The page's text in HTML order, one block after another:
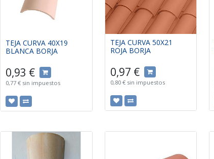
TEJA CURVA 40X19
BLANCA BORJA
0,93 €
0,77 € sin impuestos
TEJA CURVA 50X21
ROJA BORJA
0,97 €
0,80 € sin impuestos